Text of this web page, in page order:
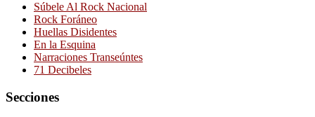
Súbele Al Rock Nacional
Rock Foráneo
Huellas Disidentes
En la Esquina
Narraciones Transeúntes
71 Decibeles
Secciones